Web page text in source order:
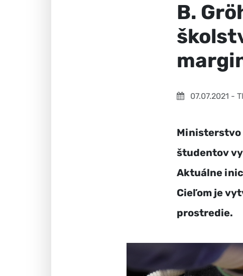
B.
07.07.2021 -
Ministerstvo
študentov
Aktuálne
Cieľom je
prostredie.